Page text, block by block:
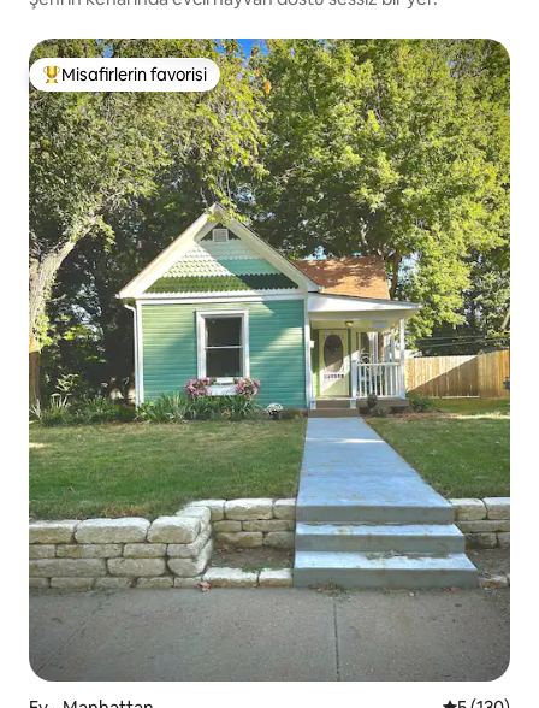
Misafirlerin favorilerinden en beğenilenler arasında
Misafirlerin favorisi